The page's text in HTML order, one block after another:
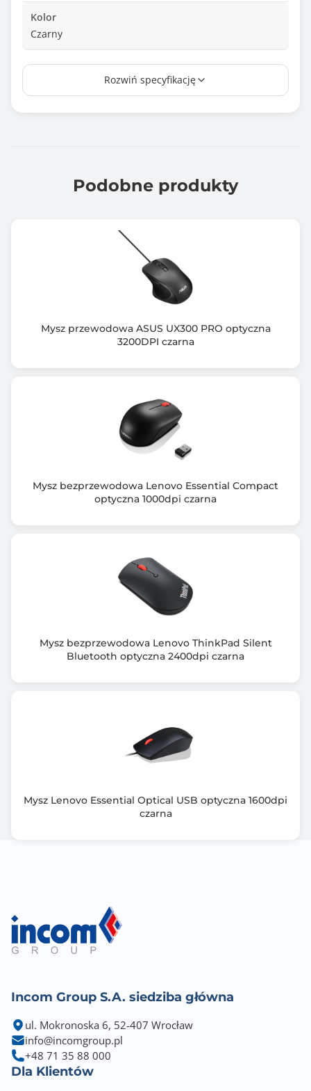
Kolor
Czarny
Typ złącza
Wymiary [W x S x G] (mm)
Gwarancja producenta [mies.]
Rozwiń specyfikację
Podobne produkty
Mysz przewodowa ASUS UX300 PRO optyczna
3200DPI czarna
Mysz bezprzewodowa Lenovo Essential Compact
optyczna 1000dpi czarna
Mysz bezprzewodowa Lenovo ThinkPad Silent
Bluetooth optyczna 2400dpi czarna
Mysz Lenovo Essential Optical USB optyczna 1600dpi
czarna
Incom Group S.A. siedziba główna
ul. Mokronoska 6, 52-407 Wrocław
info@incomgroup.pl
+48 71 35 88 000
Dla Klientów